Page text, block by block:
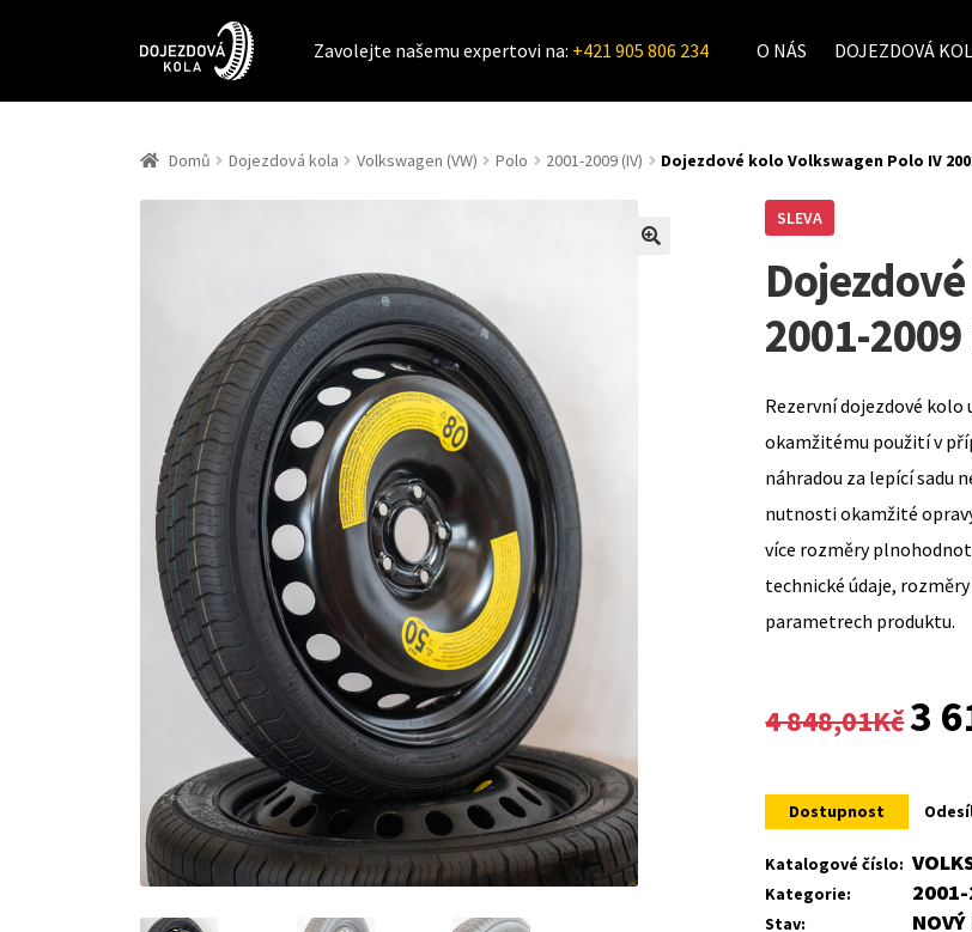
Zavolejte našemu expertovi na: +421 905 806 234 O NÁS DOJEZDOVÁ
Domů Dojezdová kola Volkswagen (VW) Polo 2001-2009 (IV) Dojezdové kolo Volkswagen Polo IV
SLEVA
2001-
Rezervní dojezdové
okamžitému použití v
náhradou za lepící sadu
nutnosti okamžité
více rozměry
technické údaje,
parametrech produktu.
4 848,01Kč
was:
4
3
Dostupnost
Katalogové číslo:
Kategorie:
Stav: